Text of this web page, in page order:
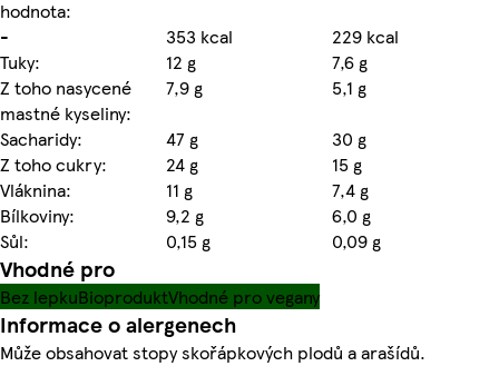
hodnota:
-
353 kcal
229 kcal
Tuky:
12 g
7,6 g
Z toho nasycené
mastné kyseliny:
7,9 g
5,1 g
Sacharidy:
47 g
30 g
Z toho cukry:
24 g
15 g
Vláknina:
11 g
7,4 g
Bílkoviny:
9,2 g
6,0 g
Sůl:
0,15 g 0,09 g
Vhodné pro
Bez lepkuBioproduktVhodné pro vegany
Informace o alergenech
Může obsahovat stopy skořápkových plodů a arašídů.